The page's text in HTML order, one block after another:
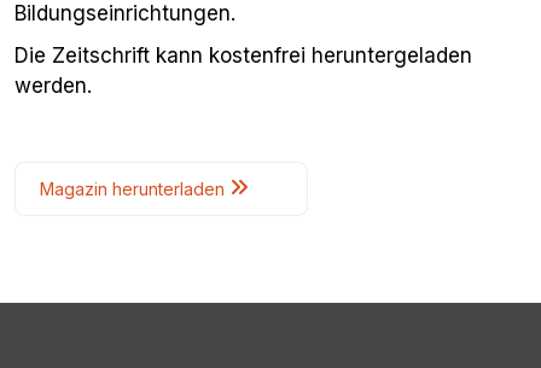
Bildungseinrichtungen.
Die Zeitschrift kann kostenfrei heruntergeladen
werden.
Magazin herunterladen